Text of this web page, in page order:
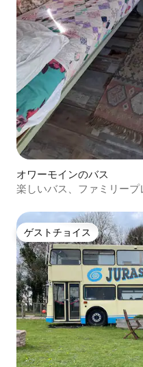
オワーモインのバス
楽しいバス、ファミリープ
ゲストチョイス
ゲストチョイス